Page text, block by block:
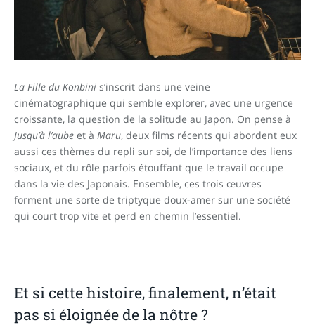
La Fille du Konbini s’inscrit dans une veine
cinématographique qui semble explorer, avec une urgence
croissante, la question de la solitude au Japon. On pense à
Jusqu’à l’aube et à Maru, deux films récents qui abordent eux
aussi ces thèmes du repli sur soi, de l’importance des liens
sociaux, et du rôle parfois étouffant que le travail occupe
dans la vie des Japonais. Ensemble, ces trois œuvres
forment une sorte de triptyque doux-amer sur une société
qui court trop vite et perd en chemin l’essentiel.
Et si cette histoire, finalement, n’était
pas si éloignée de la nôtre ?